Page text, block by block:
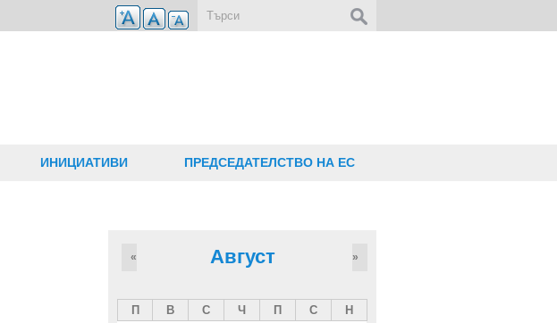
ИНИЦИАТИВИ ПРЕДСЕДАТЕЛСТВО НА ЕС
Август
« »
П В С Ч П С
Н